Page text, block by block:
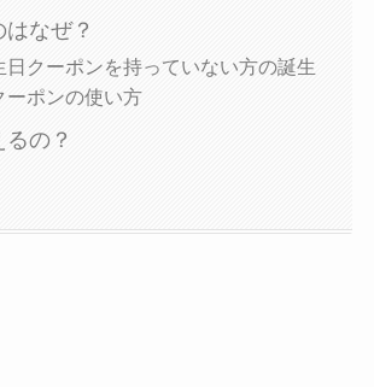
なぜ？
日クーポンを持っていない方の誕生
ーポンの使い方
の？